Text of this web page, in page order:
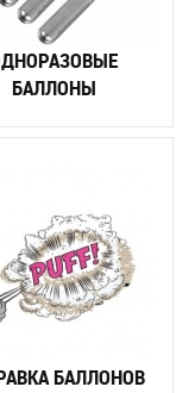
БАЛЛОНЫ
БАЛЛОНОВ